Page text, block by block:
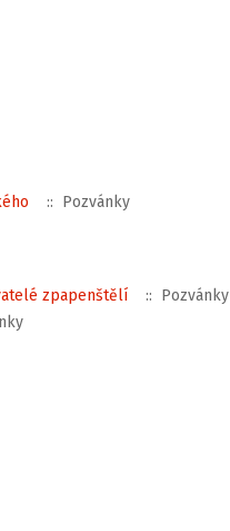
:: Pozvánky
zpapenštělí
:: Pozvánky